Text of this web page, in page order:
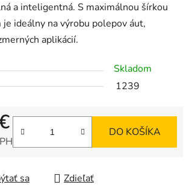
a inteligentná. S maximálnou šírkou
ideálny na výrobu polepov áut,
aplikácií.
Skladom
1239
DO KOŠÍKA
sa Zdieľať